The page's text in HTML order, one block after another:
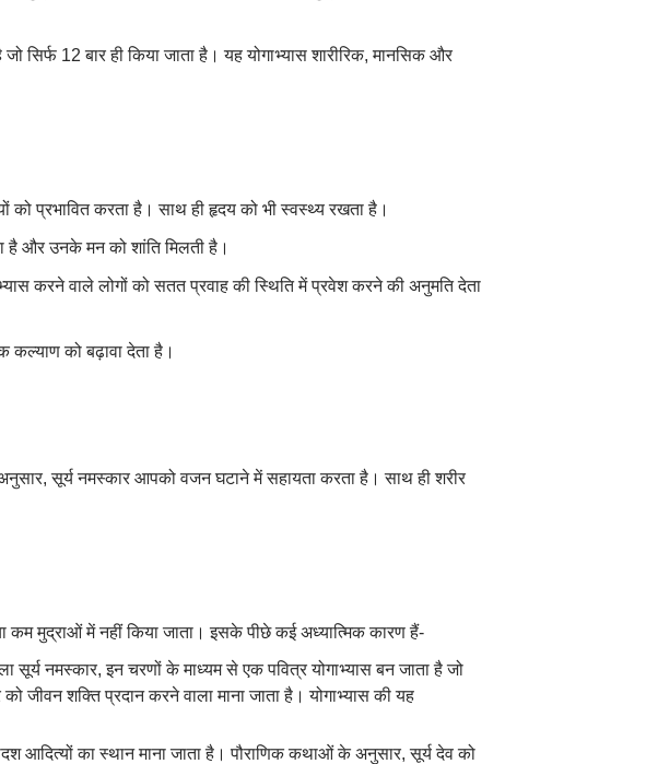
सिर्फ 12 बार ही किया जाता है। यह योगाभ्यास शारीरिक, मानसिक और
को प्रभावित करता है। साथ ही हृदय को भी स्वस्थ्य रखता है।
है और उनके मन को शांति मिलती है।
करने वाले लोगों को सतत प्रवाह की स्थिति में प्रवेश करने की अनुमति देता
कल्याण को बढ़ावा देता है।
सूर्य नमस्कार आपको वजन घटाने में सहायता करता है। साथ ही शरीर
कम मुद्राओं में नहीं किया जाता। इसके पीछे कई अध्यात्मिक कारण हैं-
सूर्य नमस्कार, इन चरणों के माध्यम से एक पवित्र योगाभ्यास बन जाता है जो
शक्ति प्रदान करने वाला माना जाता है। योगाभ्यास की यह
आदित्यों का स्थान माना जाता है। पौराणिक कथाओं के अनुसार, सूर्य देव को